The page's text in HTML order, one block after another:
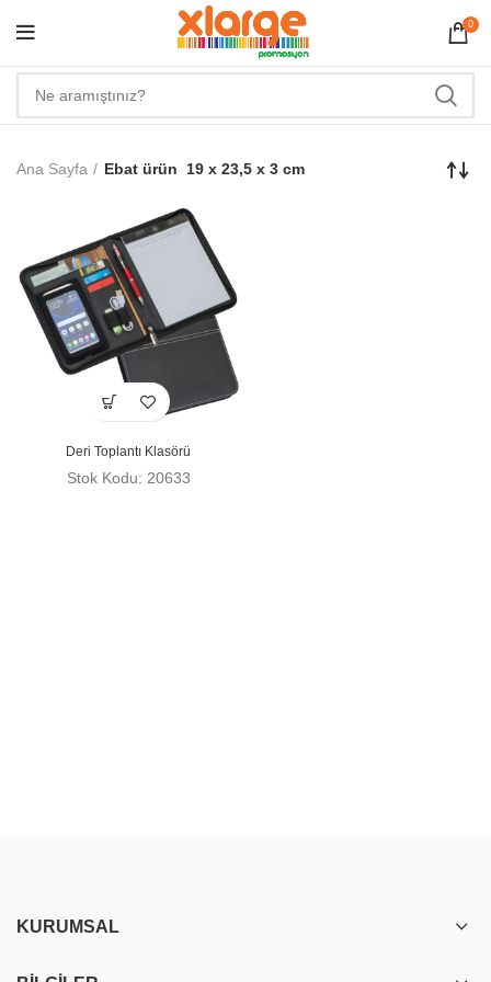
0
Ana Sayfa Ebat ürün 19 x 23,5 x 3 cm
Deri Toplantı Klasörü
Stok Kodu: 20633
KURUMSAL